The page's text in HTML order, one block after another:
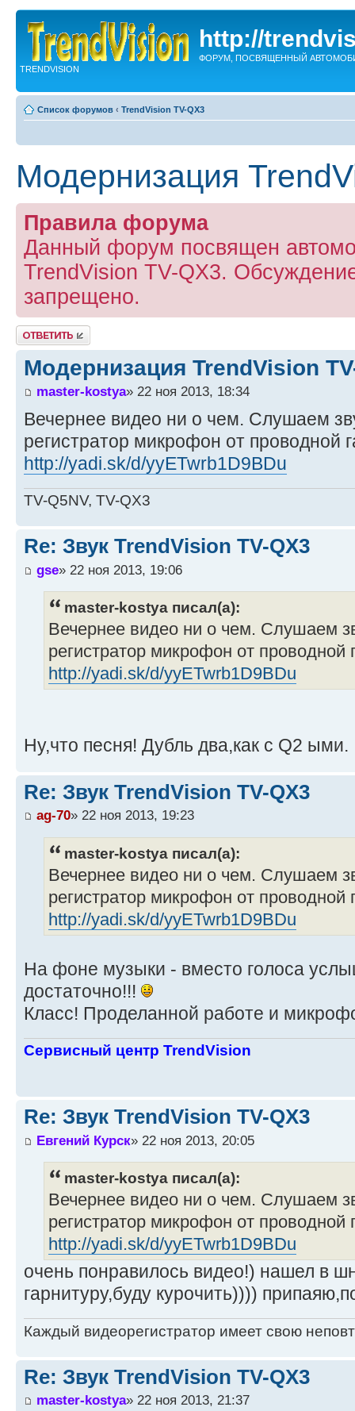
http://
ФОРУМ, ПОСВЯЩЕННЫЙ
TRENDVISION
Список форумов ‹ TrendVision TV-QX3
Модернизация
Правила форума
Данный форум посвящен
TrendVision TV-QX3.
запрещено.
Ответить
Модернизация TrendVision
master-kostya» 22 ноя 2013, 18:34
Вечернее видео ни о чем. Слушаем
регистратор микрофон от проводной
http://yadi.sk/d/yyETwrb1D9BDu
TV-Q5NV, TV-QX3
Re: Звук TrendVision TV-QX3
gse» 22 ноя 2013, 19:06
master-kostya писал(а):
Вечернее видео ни о чем. Слушаем
регистратор микрофон от проводной
http://yadi.sk/d/yyETwrb1D9BDu
Ну,что песня! Дубль два,как с Q2 ыми.
Re: Звук TrendVision TV-QX3
ag-70» 22 ноя 2013, 19:23
master-kostya писал(а):
Вечернее видео ни о чем. Слушаем
регистратор микрофон от проводной
http://yadi.sk/d/yyETwrb1D9BDu
На фоне музыки - вместо голоса
достаточно!!!
Класс! Проделанной работе и
Сервисный центр TrendVision
Re: Звук TrendVision TV-QX3
Евгений Курск» 22 ноя 2013, 20:05
master-kostya писал(а):
Вечернее видео ни о чем. Слушаем
регистратор микрофон от проводной
http://yadi.sk/d/yyETwrb1D9BDu
очень понравилось видео!) нашел в
гарнитуру,буду курочить))))
Каждый видеорегистратор имеет свою
Re: Звук TrendVision TV-QX3
master-kostya» 22 ноя 2013, 21:37